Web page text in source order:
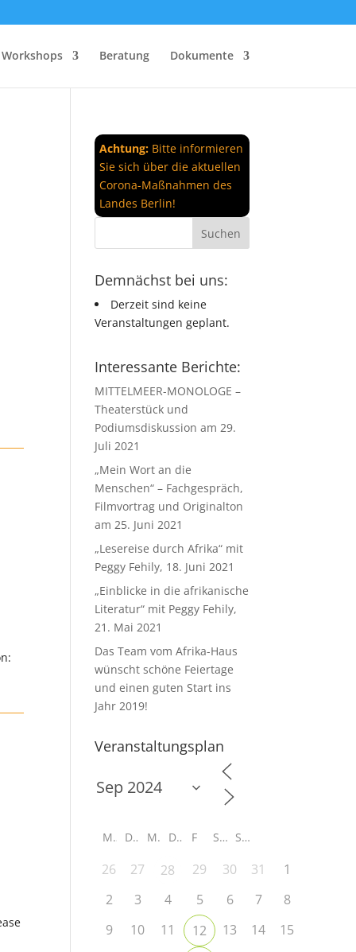
Workshops Beratung Dokumente
Achtung: Bitte informieren
Sie sich über die aktuellen
Corona-Maßnahmen des
Landes Berlin!
Demnächst bei uns:
Derzeit sind keine
Veranstaltungen geplant.
Interessante Berichte:
MITTELMEER-MONOLOGE –
Theaterstück und
Podiumsdiskussion am 29.
Juli 2021
„Mein Wort an die
Menschen“ – Fachgespräch,
Filmvortrag und Originalton
am 25. Juni 2021
„Lesereise durch Afrika“ mit
Peggy Fehily, 18. Juni 2021
„Einblicke in die afrikanische
Literatur“ mit Peggy Fehily,
21. Mai 2021
Das Team vom Afrika-Haus
wünscht schöne Feiertage
und einen guten Start ins
Jahr 2019!
Veranstaltungsplan
M D M D F S S
26 27 28 29 30 31
1
2
3 4 5 6 7
8
9
10 11 12 13 14
15